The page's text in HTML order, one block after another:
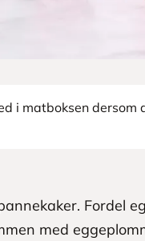
i matboksen dersom
Fordel
med